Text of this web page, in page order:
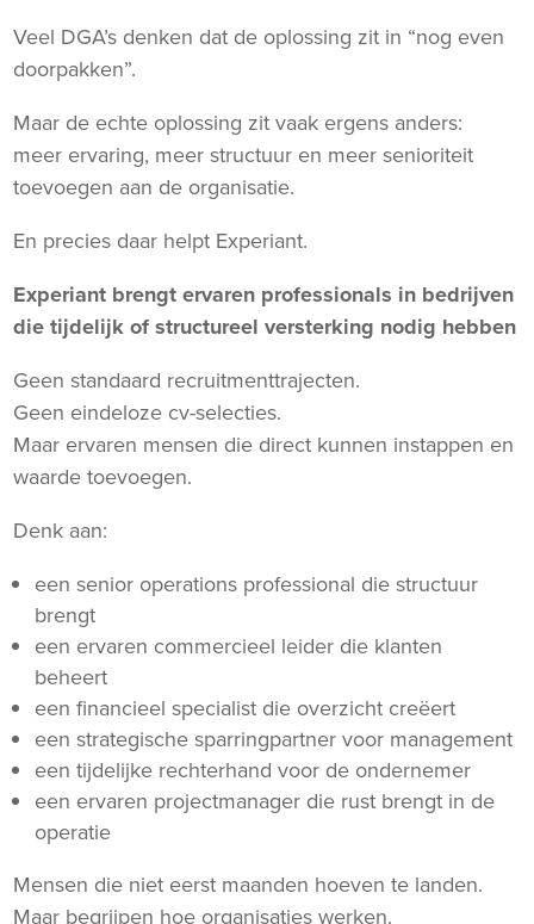
Veel DGA’s denken dat de oplossing zit in “nog even
doorpakken”.
Maar de echte oplossing zit vaak ergens anders:
meer ervaring, meer structuur en meer senioriteit
toevoegen aan de organisatie.
En precies daar helpt Experiant.
Experiant brengt ervaren professionals in bedrijven
die tijdelijk of structureel versterking nodig hebben
Geen standaard recruitmenttrajecten.
Geen eindeloze cv-selecties.
Maar ervaren mensen die direct kunnen instappen en
waarde toevoegen.
Denk aan:
een senior operations professional die structuur
brengt
een ervaren commercieel leider die klanten
beheert
een financieel specialist die overzicht creëert
een strategische sparringpartner voor management
een tijdelijke rechterhand voor de ondernemer
een ervaren projectmanager die rust brengt in de
operatie
Mensen die niet eerst maanden hoeven te landen.
Maar begrijpen hoe organisaties werken.